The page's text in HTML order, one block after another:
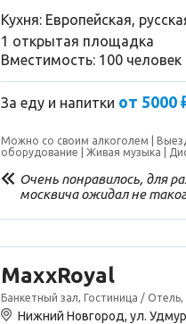
Кухня: Европейская,
1 открытая площадка
Вместимость: 100 человек
За еду и напитки от 5000
Можно со своим алкоголем
оборудование
Живая музыка
Очень понравилось, для
москвича ожидал не
проживание) на высшем
туалет восторг, даже
как театр с вешалки а
комнаты,. В номере
минибар(мы не пьющие
MaxxRoyal
Банкетный зал, Гостиница / Отель,
Нижний Новгород, ул.